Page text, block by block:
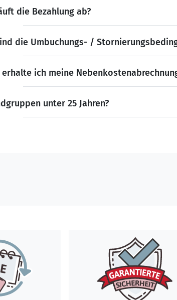
die Bezahlung ab?
die Umbuchungs- /
erhalte ich meine
unter 25 Jahren?